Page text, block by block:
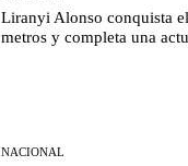
Liranyi Alonso conquista
metros y completa una
NACIONAL